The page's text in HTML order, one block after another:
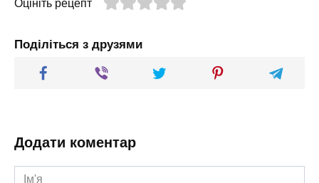
Оцініть рецепт
Поділіться з друзями
Додати коментар
Ім'я